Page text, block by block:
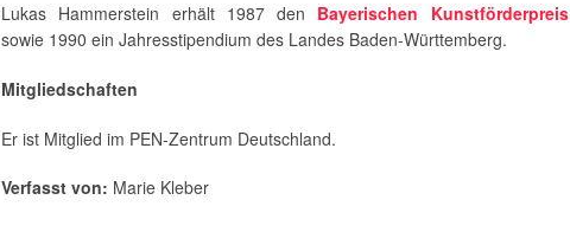
Lukas Hammerstein erhält 1987 den Bayerischen Kunstförderpreis
sowie 1990 ein Jahresstipendium des Landes Baden-Württemberg.
Mitgliedschaften
Er ist Mitglied im PEN-Zentrum Deutschland.
Verfasst von: Marie Kleber